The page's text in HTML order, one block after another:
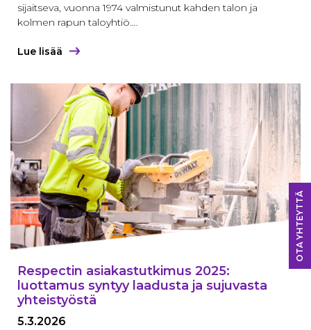
OTA YHTEYTTÄ
sijaitseva, vuonna 1974 valmistunut kahden talon ja
kolmen rapun taloyhtiö….
Lue lisää
Respectin asiakastutkimus 2025:
luottamus syntyy laadusta ja sujuvasta
yhteistyöstä
5.3.2026